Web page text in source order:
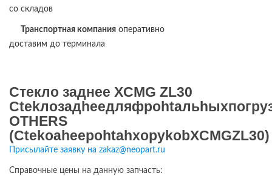
со складов
Транспортная компания оперативно
доставим до терминала
Стекло заднее XCMG ZL30
OTHERS
(CtekoaheepohtahxopykobXCMGZL30)
Присылайте заявку на zakaz@neopart.ru
Справочные цены на данную запчасть: